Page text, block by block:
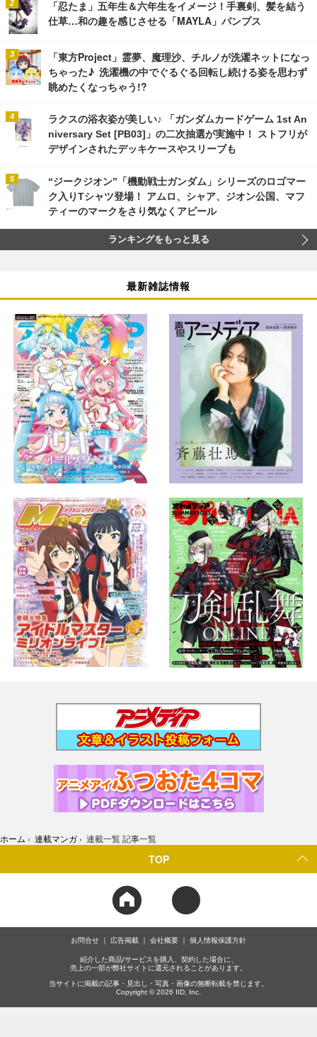
「忍たま」五年生＆六年生をイメージ！手裏剣、髪を結う
仕草…和の趣を感じさせる「MAYLA」パンプス
「東方Project」霊夢、魔理沙、チルノが洗濯ネットになっ
ちゃった♪ 洗濯機の中でぐるぐる回転し続ける姿を思わず
眺めたくなっちゃう!?
ラクスの浴衣姿が美しい♪ 「ガンダムカードゲーム 1st An
niversary Set [PB03]」の二次抽選が実施中！ ストフリが
デザインされたデッキケースやスリーブも
“ジークジオン”「機動戦士ガンダム」シリーズのロゴマー
ク入りTシャツ登場！ アムロ、シャア、ジオン公国、マフ
ティーのマークをさり気なくアピール
ランキングをもっと見る
最新雑誌情報
ホーム › 連載マンガ › 連載一覧 記事一覧
TOP
お問合せ 広告掲載 会社概要 個人情報保護方針
紹介した商品/サービスを購入、契約した場合に、
売上の一部が弊社サイトに還元されることがあります。
当サイトに掲載の記事・見出し・写真・画像の無断転載を禁じます。
Copyright © 2026 IID, Inc.